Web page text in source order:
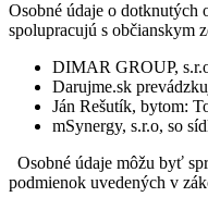
Osobné údaje o dotknutých
spolupracujú s občianskym
DIMAR GROUP,
Darujme.sk
Ján Rešutík, bytom:
mSynergy, s.r.o, so
Osobné údaje môžu byť
podmienok uvedených v